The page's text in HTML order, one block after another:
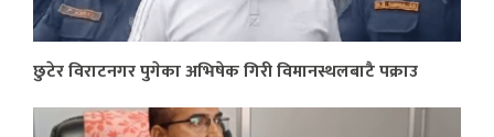
छुटेर विराटनगर पुगेका अभिषेक गिरी विमानस्थलबाटै पक्राउ